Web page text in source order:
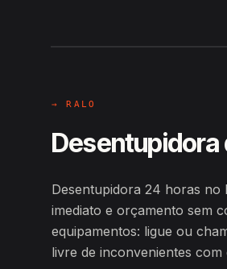
→ RALO
Desentupidora
Desentupidora 24 horas no
imediato e orçamento sem
equipamentos: ligue ou
livre de inconvenientes